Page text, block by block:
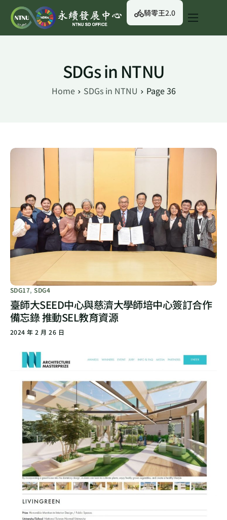
關於我們
騎零王2.0
SDGs in NTNU
Home SDGs in NTNU Page 36
SDG17,SDG4
臺師大SEED中心與慈濟大學師培中心簽訂合作
備忘錄 推動SEL教育資源
2024 年 2 月 26 日